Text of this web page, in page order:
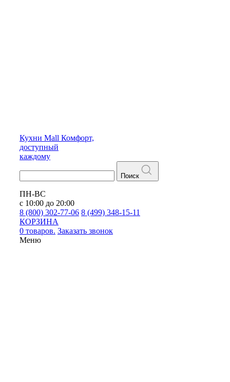
Кухни Mall Комфорт,
доступный
каждому
Поиск
ПН-ВС
с 10:00 до 20:00
8 (800) 302-77-06 8 (499) 348-15-11
КОРЗИНА
0 товаров. Заказать звонок
Меню